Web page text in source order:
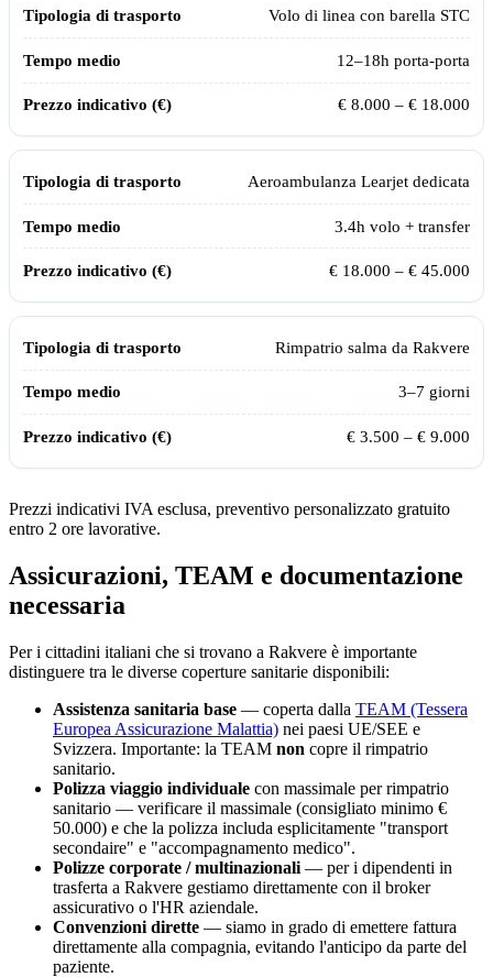
Volo di linea con barella STC
12–18h porta-porta
€ 8.000 – € 18.000
Aeroambulanza Learjet dedicata
3.4h volo + transfer
€ 18.000 – € 45.000
Rimpatrio salma da Rakvere
3–7 giorni
€ 3.500 – € 9.000
Prezzi indicativi IVA esclusa, preventivo personalizzato gratuito
entro 2 ore lavorative.
Assicurazioni, TEAM e documentazione
necessaria
Per i cittadini italiani che si trovano a Rakvere è importante
distinguere tra le diverse coperture sanitarie disponibili:
Assistenza sanitaria base — coperta dalla TEAM (Tessera
Europea Assicurazione Malattia) nei paesi UE/SEE e
Svizzera. Importante: la TEAM non copre il rimpatrio
sanitario.
Polizza viaggio individuale con massimale per rimpatrio
sanitario — verificare il massimale (consigliato minimo €
50.000) e che la polizza includa esplicitamente "transport
secondaire" e "accompagnamento medico".
Polizze corporate / multinazionali — per i dipendenti in
trasferta a Rakvere gestiamo direttamente con il broker
assicurativo o l'HR aziendale.
Convenzioni dirette — siamo in grado di emettere fattura
direttamente alla compagnia, evitando l'anticipo da parte del
paziente.